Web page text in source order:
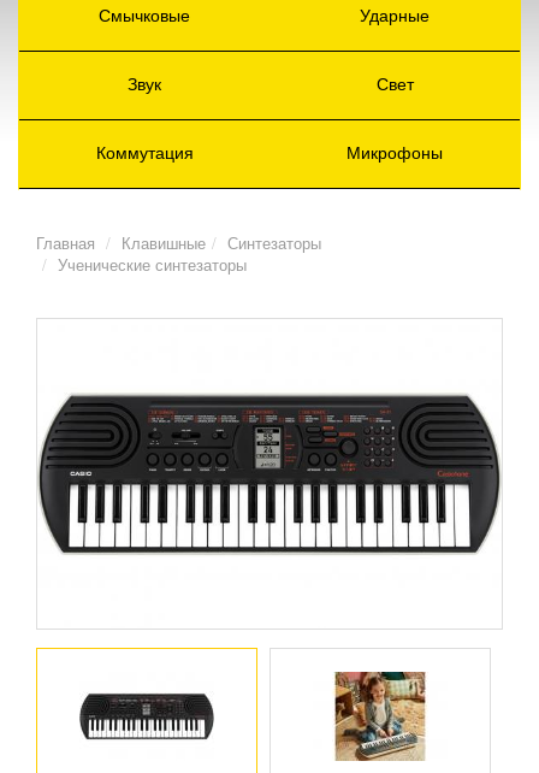
Смычковые Ударные
Звук Свет
Коммутация Микрофоны
Главная Клавишные
Синтезаторы
Ученические синтезаторы